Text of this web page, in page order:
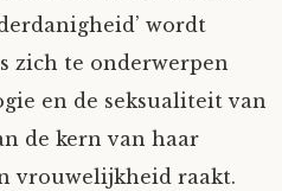
wordt
zich te onderwerpen
en de seksualiteit van
de kern van haar
vrouwelijkheid raakt.